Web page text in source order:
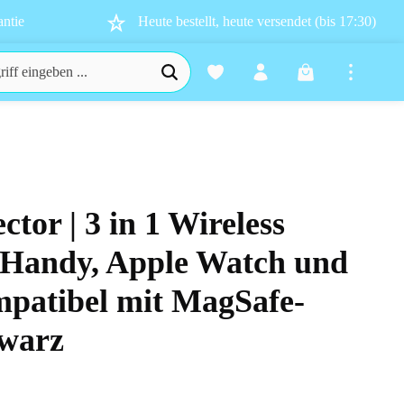
Heute bestellt, heute versendet (bis 17:30)
Warenkorb
0 von 5 Sternen| 3 in 1 Wireless
Apple Watch und
mit MagSafe-